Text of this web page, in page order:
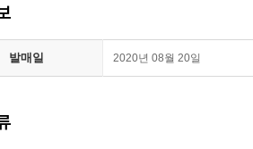
발매일 2020년 08월 20일